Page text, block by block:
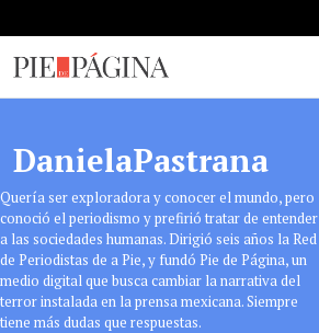
DanielaPastrana
Quería ser exploradora y conocer el mundo, pero
conoció el periodismo y prefirió tratar de entender
a las sociedades humanas. Dirigió seis años la Red
de Periodistas de a Pie, y fundó Pie de Página, un
medio digital que busca cambiar la narrativa del
terror instalada en la prensa mexicana. Siempre
tiene más dudas que respuestas.